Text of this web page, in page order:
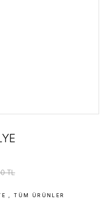
TL
,TÜM ÜRÜNLER